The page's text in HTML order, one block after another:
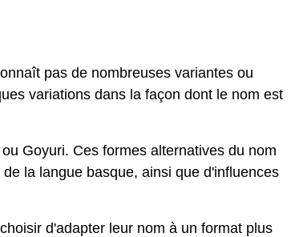
pas de nombreuses variantes ou
variations dans la façon dont le nom est
Goyuri. Ces formes alternatives du nom
la langue basque, ainsi que d'influences
d'adapter leur nom à un format plus